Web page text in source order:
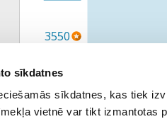
sīkdatnes
sīkdatnes, kas tiek
vietnē var tikt
marts
1800
3550